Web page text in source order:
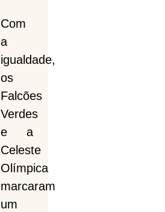
Com
a
igualdade,
os
Falcões
Verdes
e a
Celeste
Olímpica
marcaram
um